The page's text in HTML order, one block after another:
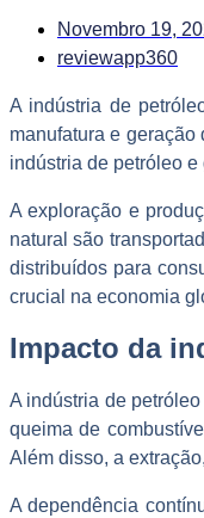
Novembro 19,
reviewapp360
A indústria de
manufatura e
indústria de petróleo
A exploração e
natural são
distribuídos para
crucial na economia
Impacto da
A indústria de
queima de
Além disso, a
A dependência